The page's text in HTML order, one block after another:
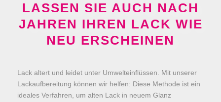
LASSEN SIE AUCH NACH
JAHREN IHREN LACK WIE
NEU ERSCHEINEN
Lack altert und leidet unter Umwelteinflüssen. Mit unserer
Lackaufbereitung können wir helfen: Diese Methode ist ein
ideales Verfahren, um alten Lack in neuem Glanz